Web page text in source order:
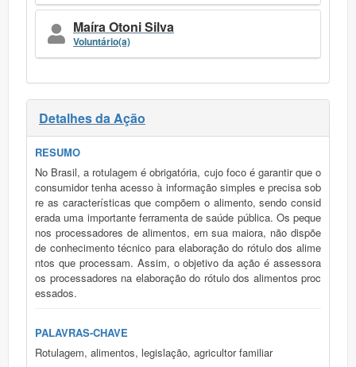
Maíra Otoni Silva
Voluntário(a)
Detalhes da Ação
RESUMO
No Brasil, a rotulagem é obrigatória, cujo foco é garantir que o
consumidor tenha acesso à informação simples e precisa sob
re as características que compõem o alimento, sendo consid
erada uma importante ferramenta de saúde pública. Os peque
nos processadores de alimentos, em sua maiora, não dispõe
de conhecimento técnico para elaboração do rótulo dos alime
ntos que processam. Assim, o objetivo da ação é assessora
os processadores na elaboração do rótulo dos alimentos proc
essados.
PALAVRAS-CHAVE
Rotulagem, alimentos, legislação, agricultor familiar